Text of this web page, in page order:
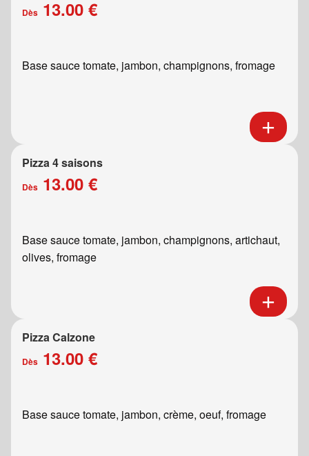
Dès 13.00 €
Base sauce tomate, jambon, champignons, fromage
Pizza 4 saisons
Dès 13.00 €
Base sauce tomate, jambon, champignons, artichaut,
olives, fromage
Pizza Calzone
Dès 13.00 €
Base sauce tomate, jambon, crème, oeuf, fromage